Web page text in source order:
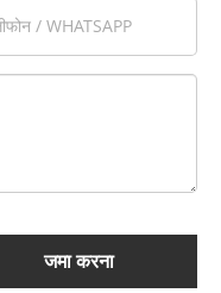
जमा करना